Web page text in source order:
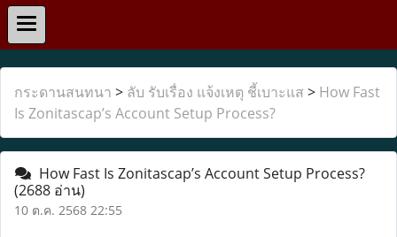
กระดานสนทนา > ลับ รับเรื่อง แจ้งเหตุ ชี้เบาะแส > How Fast
Is Zonitascap’s Account Setup Process?
How Fast Is Zonitascap’s Account Setup Process?
(2688 อ่าน)
10 ต.ค. 2568 22:55